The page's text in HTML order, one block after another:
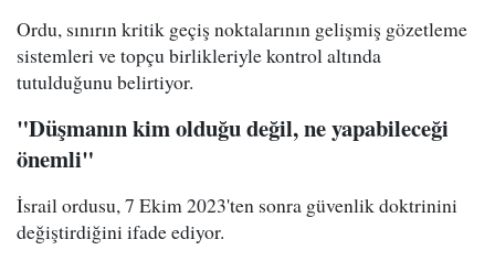
Ordu, sınırın kritik geçiş noktalarının gelişmiş gözetleme
sistemleri ve topçu birlikleriyle kontrol altında
tutulduğunu belirtiyor.
"Düşmanın kim olduğu değil, ne yapabileceği
önemli"
İsrail ordusu, 7 Ekim 2023'ten sonra güvenlik doktrinini
değiştirdiğini ifade ediyor.